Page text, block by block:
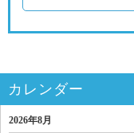
カレンダー
2026年8月